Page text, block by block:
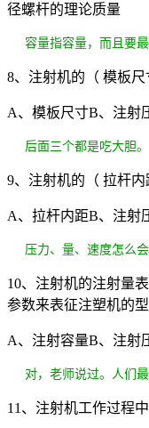
径螺杆的理论质量
容量指容量，而且要
8、注射机的（ 模板
A、模板尺寸B、注射
后面三个都是吃大胆。
9、注射机的（ 拉杆
A、拉杆内距B、注射
压力、量、速度怎么
10、注射机的注射量
参数来表征注塑机的型
A、注射容量B、注射
对，老师说过。人们最
11、注射机工作过程